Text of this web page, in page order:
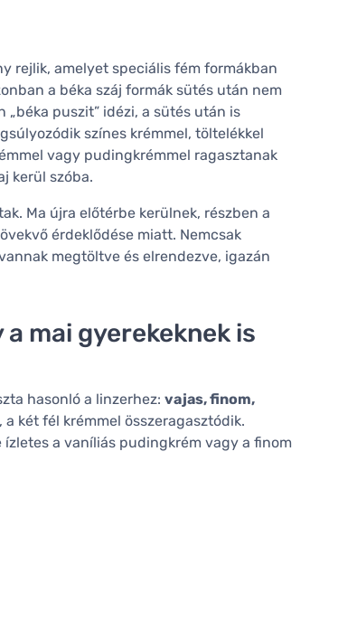
rejlik, amelyet speciális fém formákban
a béka száj formák sütés után nem
puszit” idézi, a sütés után is
színes krémmel, töltelékkel
vagy pudingkrémmel ragasztanak
kerül szóba.
Ma újra előtérbe kerülnek, részben a
érdeklődése miatt. Nemcsak
megtöltve és elrendezve, igazán
mai gyerekeknek is
hasonló a linzerhez: vajas, finom,
két fél krémmel összeragasztódik.
a vaníliás pudingkrém vagy a finom